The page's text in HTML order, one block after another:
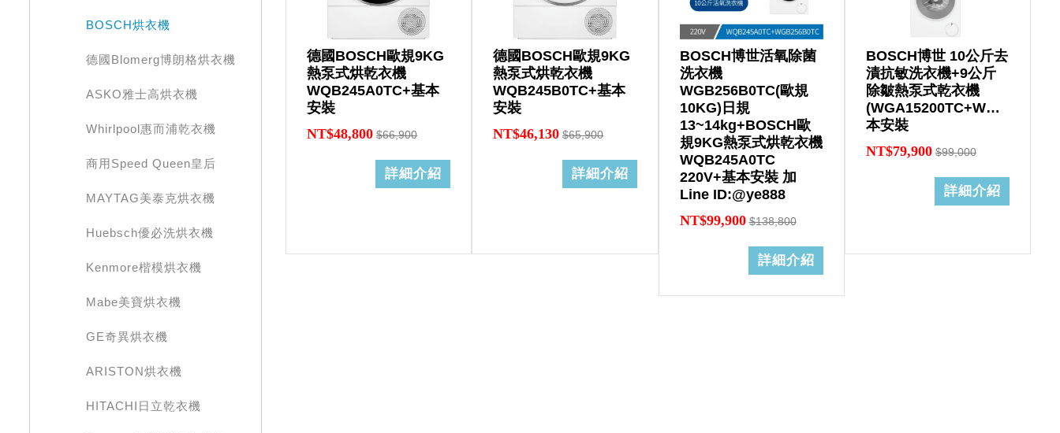
BOSCH烘衣機
德國Blomerg博朗格烘衣機
ASKO雅士高烘衣機
Whirlpool惠而浦乾衣機
商用Speed Queen皇后
MAYTAG美泰克烘衣機
Huebsch優必洗烘衣機
Kenmore楷模烘衣機
Mabe美寶烘衣機
GE奇異烘衣機
ARISTON烘衣機
HITACHI日立乾衣機
德國BOSCH歐規9KG
熱泵式烘乾衣機
WQB245A0TC+基本
安裝
NT$48,800 $66,900
詳細介紹
德國BOSCH歐規9KG
熱泵式烘乾衣機
WQB245B0TC+基本
安裝
NT$46,130 $65,900
詳細介紹
BOSCH博世活氧除菌
洗衣機
WGB256B0TC(歐規
10KG)日規
13~14kg+BOSCH歐
規9KG熱泵式烘乾衣機
WQB245A0TC
220V+基本安裝 加
Line ID:@ye888
NT$99,900 $138,800
詳細介紹
BOSCH博世 10公斤去
漬抗敏洗衣機+9公斤
除皺熱泵式乾衣機
本安裝
NT$79,900 $99,000
詳細介紹